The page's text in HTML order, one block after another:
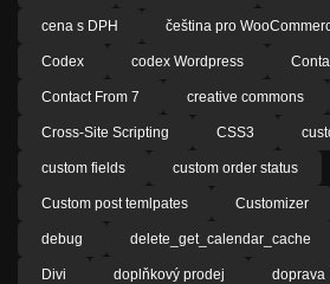
cena s DPH čeština pro
Codex codex Wordpress
Contact From 7 creative commons
Cross-Site Scripting CSS3
custom fields custom order status
Custom post temlpates Customizer
debug delete_get_calendar_cache
Divi doplňkový prodej doprava